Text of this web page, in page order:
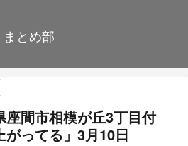
まとめ部
座間市相模が丘3丁目付
ってる」3月10日